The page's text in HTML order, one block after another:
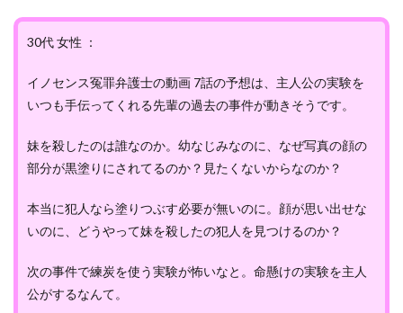
30代 女性 ：
イノセンス冤罪弁護士の動画 7話の予想は、主人公の実験を
いつも手伝ってくれる先輩の過去の事件が動きそうです。
妹を殺したのは誰なのか。幼なじみなのに、なぜ写真の顔の
部分が黒塗りにされてるのか？見たくないからなのか？
本当に犯人なら塗りつぶす必要が無いのに。顔が思い出せな
いのに、どうやって妹を殺したの犯人を見つけるのか？
次の事件で練炭を使う実験が怖いなと。命懸けの実験を主人
公がするなんて。